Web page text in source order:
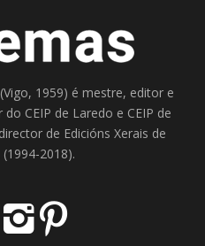
1959) é mestre, editor e
do CEIP de Laredo e CEIP de
de Edicións Xerais de
(1994-2018).